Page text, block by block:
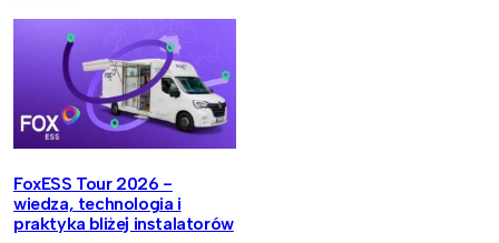
FoxESS Tour 2026 -
wiedza, technologia i
praktyka bliżej instalatorów